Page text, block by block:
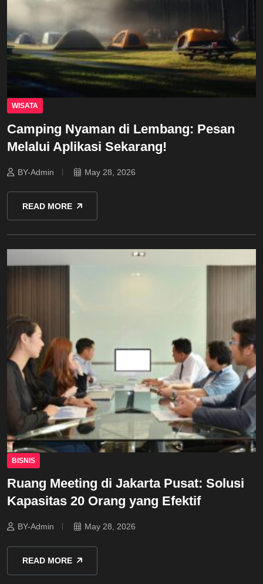
WISATA
Camping Nyaman di Lembang: Pesan
Melalui Aplikasi Sekarang!
BY-Admin May 28, 2026
READ MORE
BISNIS
Ruang Meeting di Jakarta Pusat: Solusi
Kapasitas 20 Orang yang Efektif
BY-Admin May 28, 2026
READ MORE